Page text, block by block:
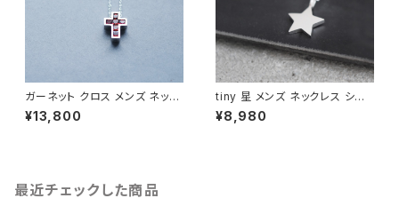
ガーネット クロス メンズ ネック
レス シルバー925
¥13,800
tiny 星 メンズ ネックレス シル
バー925
¥8,980
最近チェックした商品